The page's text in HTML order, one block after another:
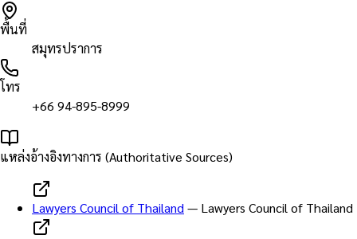
พื้นที่
สมุทรปราการ
โทร
+66 94-895-8999
แหล่งอ้างอิงทางการ (Authoritative Sources)
Lawyers Council of Thailand — Lawyers Council of Thailand